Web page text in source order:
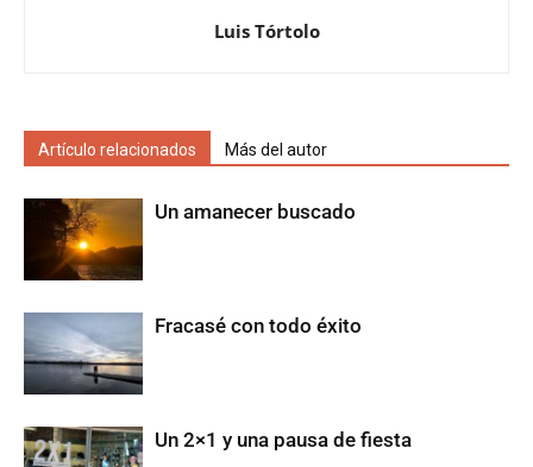
Luis Tórtolo
Artículo relacionados Más del autor
Un amanecer buscado
Fracasé con todo éxito
Un 2×1 y una pausa de fiesta